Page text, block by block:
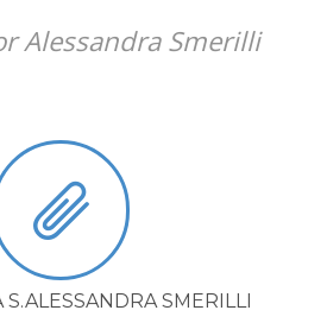
Alessandra Smerilli
S.ALESSANDRA SMERILLI